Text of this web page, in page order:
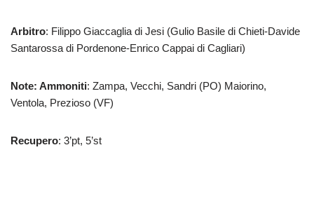
Arbitro: Filippo Giaccaglia di Jesi (Gulio Basile di Chieti-Davide
Santarossa di Pordenone-Enrico Cappai di Cagliari)
Note: Ammoniti: Zampa, Vecchi, Sandri (PO) Maiorino,
Ventola, Prezioso (VF)
Recupero: 3’pt, 5’st